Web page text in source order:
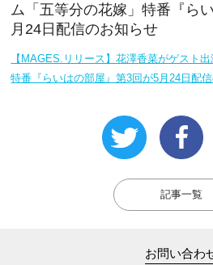
ム「五等分の花嫁」特番『ら
月24日配信のお知らせ
【MAGES.リリース】花澤香菜がゲスト
特番『らいはの部屋』第3回が5月24日配
記事一覧
お問い合わ